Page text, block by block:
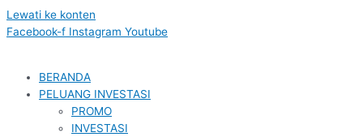
Lewati ke konten
Facebook-f Instagram Youtube
BERANDA
PELUANG INVESTASI
PROMO
INVESTASI